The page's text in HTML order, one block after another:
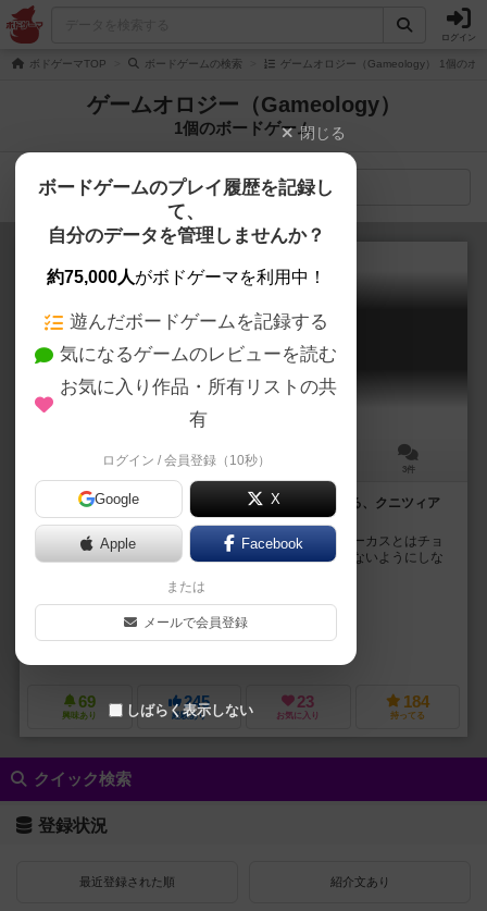
ログイン
ボドゲーマTOP ボードゲームの検索 ゲームオロジー（Gameology） 1個のボ
ゲームオロジー（Gameology）
1個のボードゲーム
検索メニュー
ノミのサーカス
Circus Flohcati / Zirkus Flohcati
15分前後 3件
一見地味にみえるけどやればやるほど面白くなってくる、クニツィア
の名作バースト系カードゲーム！
サーカスがやってきましたよ～！ でもこれは普通のサーカスとはチョ
ッと違って「ノミ」のサーカスなんです！ 欲張りすぎないようにしな
ライナー・クニツィア（Reiner Knizia）
フランツ・フォーヴィンケル（Franz Vohwinkel）
アミーゴ シュピール
69
興味あり
245
経験あり
23
お気に入り
184
持ってる
クイック検索
登録状況
最近登録された順 紹介文あり
閉じる
ボードゲームのプレイ履歴を記録し
て、
自分のデータを管理しませんか？
約75,000人がボドゲーマを利用中！
遊んだボードゲームを記録する
気になるゲームのレビューを読む
お気に入り作品・所有リストの共
有
ログイン / 会員登録（10秒）
Google X
Apple Facebook
または
メールで会員登録
しばらく表示しない